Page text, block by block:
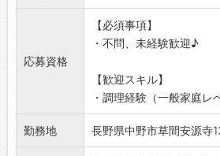
・きのこや野菜のカット
・お客様のご案内、オー
・料理や飲み物の提供
・店内清掃やテーブルセ
・電話対応
※稀に運転を伴う業務を
ます
応募資格
【必須事項】
・不問、未経験歓迎♪
【歓迎スキル】
・調理経験（一般家庭レ
勤務地 長野県中野市草間安源寺